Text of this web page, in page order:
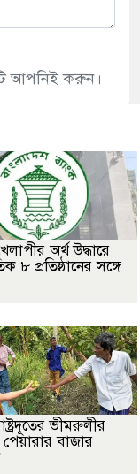
আপনিই করুন।
অর্থ উদ্ধারে
৮ প্রতিষ্ঠানের সঙ্গে
ভীমরুলীর
বাজার